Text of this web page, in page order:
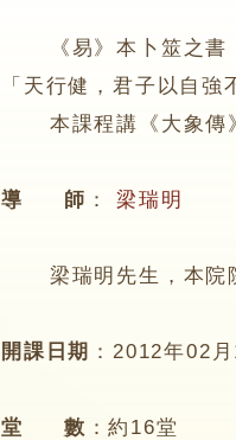
《易》本卜筮之
「天行健，君子以自
本課程講《大象傳》
導 師 ： 梁瑞明
梁瑞明先生，本院
開課日期 ：2012年02月
堂 數 ：約16堂